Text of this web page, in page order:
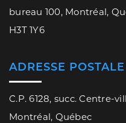
bureau 100, Montréal,
H3T 1Y6
ADRESSE POSTALE
C.P. 6128, succ. Centre-
Montréal, Québec